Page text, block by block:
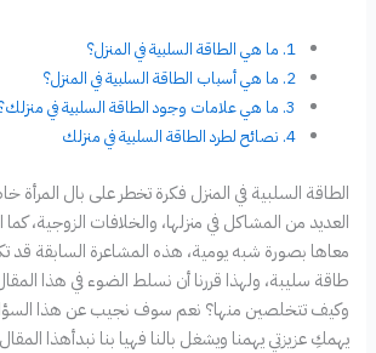
ما هي الطاقة السلبية في المنزل؟
ما هي أسباب الطاقة السلبية في المنزل؟
ما هي علامات وجود الطاقة السلبية في
نصائح لطرد الطاقة السلبية في منزلك
الطاقة السلبية في المنزل فكرة تخطر على بال
العديد من المشاكل في منزلها، والخلافات الزوجية،
معاها بصورة شبه يومية، هذه المشاعرة السابقة قد
طاقة سليبة، ولهذا قررنا أن نسلط الضوء في هذا
وكيف تتخلصين منها؟ نعم سوف نجيب عن هذا
يهمكِ عزيزتي يهمنا ويشغل بالنا فهيا بنا نبدأهذا